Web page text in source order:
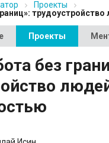
Проекты
Проекты
без